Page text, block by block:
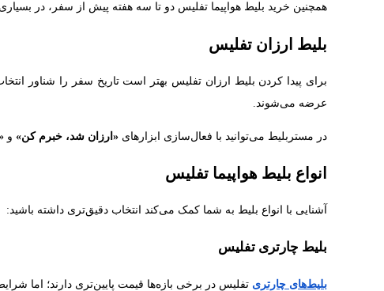
همچنین خرید بلیط هواپیما تفلیس دو تا سه هفته پیش از سفر، در
بلیط ارزان تفلیس
برای پیدا کردن بلیط ارزان تفلیس بهتر است تاریخ سفر را شناور
عرضه می‌شوند.
در مستربلیط می‌توانید با فعال‌سازی ابزارهای «ارزان شد، خبرم کن» و
انواع بلیط هواپیما تفلیس
آشنایی با انواع بلیط به شما کمک می‌کند انتخاب دقیق‌تری داشته باشید:
بلیط چارتری تفلیس
بلیط‌های چارتری تفلیس در برخی بازه‌ها قیمت پایین‌تری دارند؛ اما